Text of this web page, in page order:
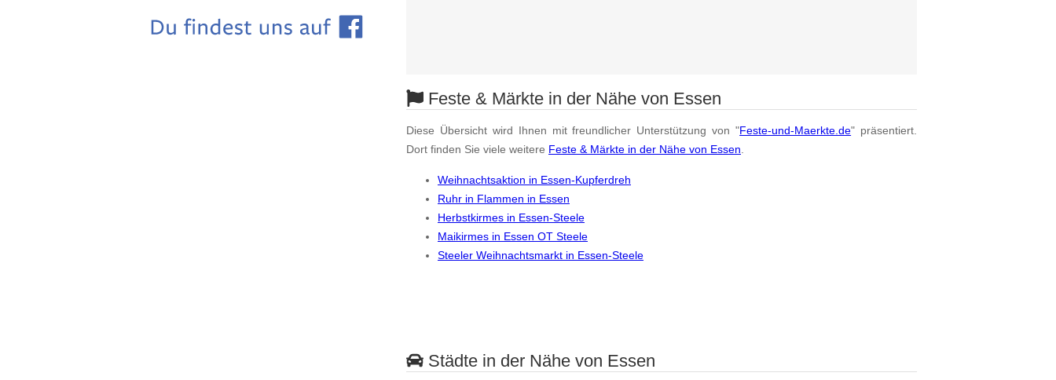
Feste & Märkte in der Nähe von Essen
Diese Übersicht wird Ihnen mit freundlicher Unterstützung von "Feste-und-Maerkte.de" präsentiert.
Dort finden Sie viele weitere Feste & Märkte in der Nähe von Essen.
Weihnachtsaktion in Essen-Kupferdreh
Ruhr in Flammen in Essen
Herbstkirmes in Essen-Steele
Maikirmes in Essen OT Steele
Steeler Weihnachtsmarkt in Essen-Steele
Städte in der Nähe von Essen